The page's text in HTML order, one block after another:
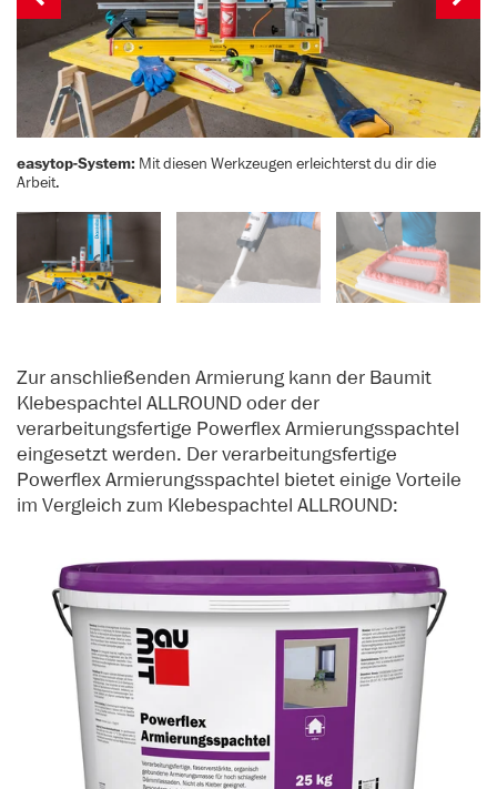
easytop-System: Mit diesen Werkzeugen erleichterst du dir die
Arbeit.
Zur anschließenden Armierung kann der Baumit
Klebespachtel ALLROUND oder der
verarbeitungsfertige Powerflex Armierungsspachtel
eingesetzt werden. Der verarbeitungsfertige
Powerflex Armierungsspachtel bietet einige Vorteile
im Vergleich zum Klebespachtel ALLROUND: